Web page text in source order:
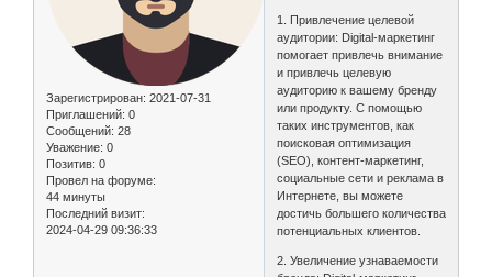
Зарегистрирован: 2021-07-31
Приглашений: 0
Сообщений: 28
Уважение: 0
Позитив: 0
Провел на форуме:
44 минуты
Последний визит:
2024-04-29 09:36:33
1. Привлечение целевой
аудитории: Digital-маркетинг
помогает привлечь внимание
и привлечь целевую
аудиторию к вашему бренду
или продукту. С помощью
таких инструментов, как
поисковая оптимизация
(SEO), контент-маркетинг,
социальные сети и реклама в
Интернете, вы можете
достичь большего количества
потенциальных клиентов.
2. Увеличение узнаваемости